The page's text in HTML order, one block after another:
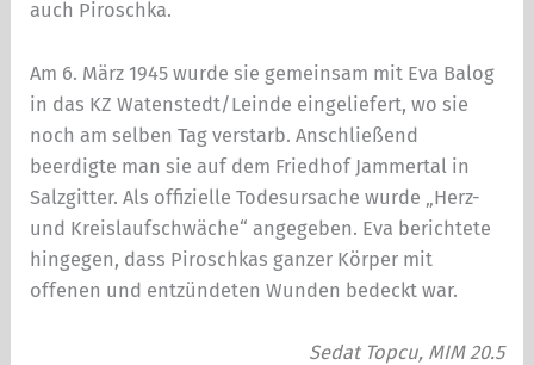
auch Piroschka.
Am 6. März 1945 wurde sie gemeinsam mit Eva Balog
in das KZ Watenstedt/Leinde eingeliefert, wo sie
noch am selben Tag verstarb. Anschließend
beerdigte man sie auf dem Friedhof Jammertal in
Salzgitter. Als offizielle To­desursache wurde „Herz-
und Kreislaufschwäche“ ange­geben. Eva berichtete
hingegen, dass Piroschkas ganzer Körper mit
offenen und entzündeten Wunden bedeckt war.
Sedat Topcu, MIM 20.5